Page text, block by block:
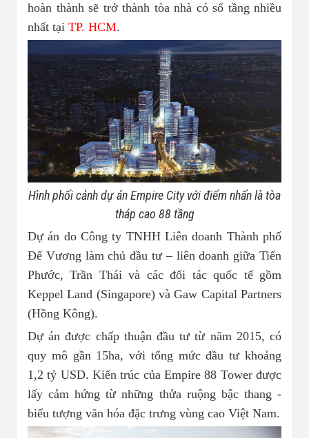
hoàn thành sẽ trở thành tòa nhà có số tầng nhiều
nhất tại TP. HCM.
Hình phối cảnh dự án Empire City với điểm nhấn là tòa
tháp cao 88 tầng
Dự án do Công ty TNHH Liên doanh Thành phố
Đế Vương làm chủ đầu tư – liên doanh giữa Tiến
Phước, Trần Thái và các đối tác quốc tế gồm
Keppel Land (Singapore) và Gaw Capital Partners
(Hồng Kông).
Dự án được chấp thuận đầu tư từ năm 2015, có
quy mô gần 15ha, với tổng mức đầu tư khoảng
1,2 tỷ USD. Kiến trúc của Empire 88 Tower được
lấy cảm hứng từ những thửa ruộng bậc thang -
biểu tượng văn hóa đặc trưng vùng cao Việt Nam.